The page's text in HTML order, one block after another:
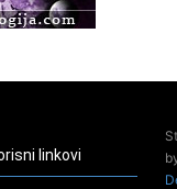
zapisa
linkovi